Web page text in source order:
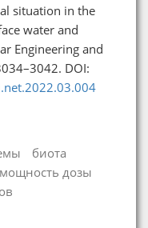
situation in the
water and
Engineering and
DOI:
биота
мощность дозы